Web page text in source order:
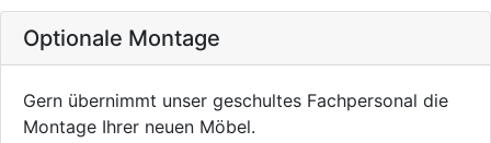
Optionale Montage
Gern übernimmt unser geschultes Fachpersonal die
Montage Ihrer neuen Möbel.